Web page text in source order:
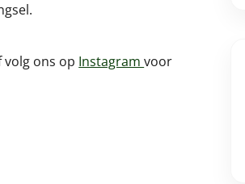
volg ons op Instagramvoor